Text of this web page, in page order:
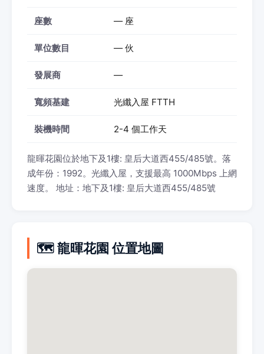
座數 — 座
單位數目 — 伙
發展商 —
寬頻基建 光纖入屋 FTTH
裝機時間 2-4 個工作天
龍暉花園位於地下及1樓: 皇后大道西455/485號。落
成年份：1992。光纖入屋，支援最高 1000Mbps 上網
速度。 地址：地下及1樓: 皇后大道西455/485號
🗺️ 龍暉花園 位置地圖